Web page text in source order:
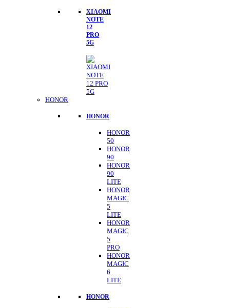
XIAOMI
NOTE
12
PRO
5G
HONOR
HONOR
HONOR
50
HONOR
90
HONOR
90
LITE
HONOR
MAGIC
5
LITE
HONOR
MAGIC
5
PRO
HONOR
MAGIC
6
LITE
HONOR